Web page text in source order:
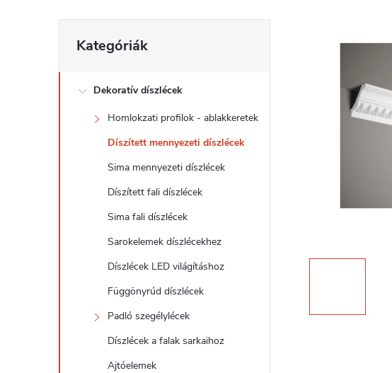
O
l
átugrása
Kategóriák
Dekoratív díszlécek
Homlokzati profilok - ablakkeretek
Díszített mennyezeti díszlécek
Sima mennyezeti díszlécek
Díszített fali díszlécek
Sima fali díszlécek
Sarokelemek díszlécekhez
Díszlécek LED világításhoz
Függönyrúd díszlécek
Padló szegélylécek
Díszlécek a falak sarkaihoz
Ajtóelemek